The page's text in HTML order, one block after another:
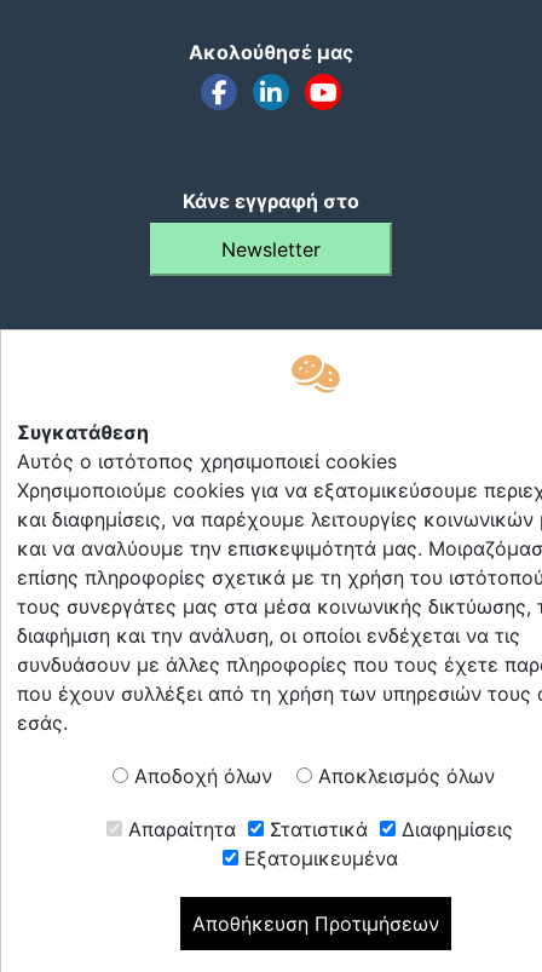
Ακολούθησέ μας
Κάνε εγγραφή στο
Newsletter
Copyright apantame.gr 2022-2026
Συγκατάθεση
Αυτός ο ιστότοπος χρησιμοποιεί cookies
Χρησιμοποιούμε cookies για να εξατομικεύσουμε
και διαφημίσεις, να παρέχουμε λειτουργίες
και να αναλύουμε την επισκεψιμότητά μας.
επίσης πληροφορίες σχετικά με τη χρήση του
τους συνεργάτες μας στα μέσα κοινωνικής δικτύωσης,
διαφήμιση και την ανάλυση, οι οποίοι ενδέχεται να τις
συνδυάσουν με άλλες πληροφορίες που τους έχετε
που έχουν συλλέξει από τη χρήση των υπηρεσιών τους
εσάς.
Αποδοχή όλων Αποκλεισμός όλων
Απαραίτητα Στατιστικά
Διαφημίσεις
Εξατομικευμένα
Αποθήκευση Προτιμήσεων